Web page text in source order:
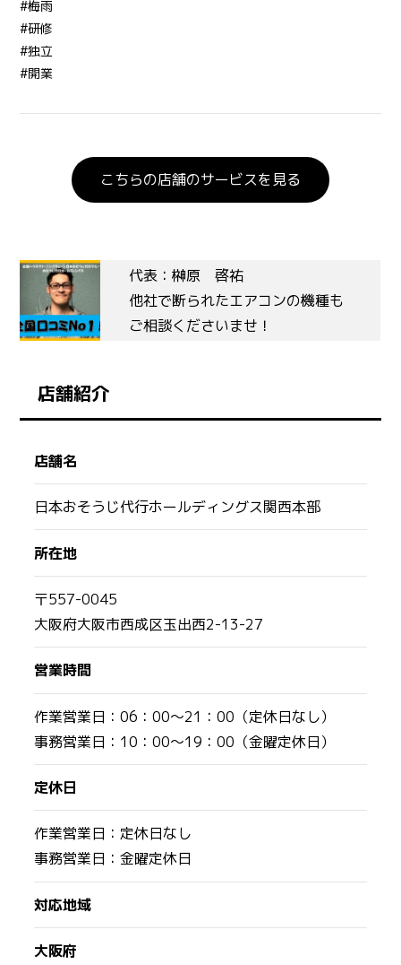
#梅雨
#研修
#独立
#開業
こちらの店舗のサービスを見る
代表：榊原 啓祐
他社で断られたエアコンの機種も
ご相談くださいませ！
店舗紹介
店舗名
日本おそうじ代行ホールディングス関西本部
所在地
〒557-0045
大阪府大阪市西成区玉出西2-13-27
営業時間
作業営業日：06：00～21：00（定休日なし）
事務営業日：10：00～19：00（金曜定休日）
定休日
作業営業日：定休日なし
事務営業日：金曜定休日
対応地域
大阪府